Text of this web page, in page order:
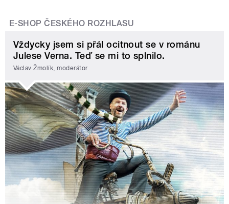
E-SHOP ČESKÉHO ROZHLASU
Vždycky jsem si přál ocitnout se v románu
Julese Verna. Teď se mi to splnilo.
Václav Žmolík, moderátor